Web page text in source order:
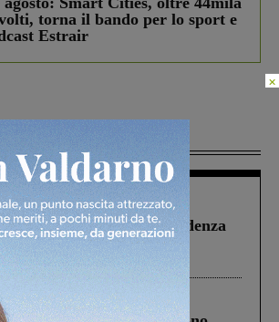
torna il bando per lo sport e
Estrair
1 Agosto 2026
finanziata oltre la scadenza
di Fratelli d’Italia: “Un
al Governo”
2026
×